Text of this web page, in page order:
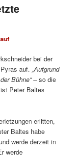
bei der
Pyras auf.„Aufgrund
Bühne“– so die
Peter Baltes
erlitten,
Baltes habe
werde derzeit in
werde